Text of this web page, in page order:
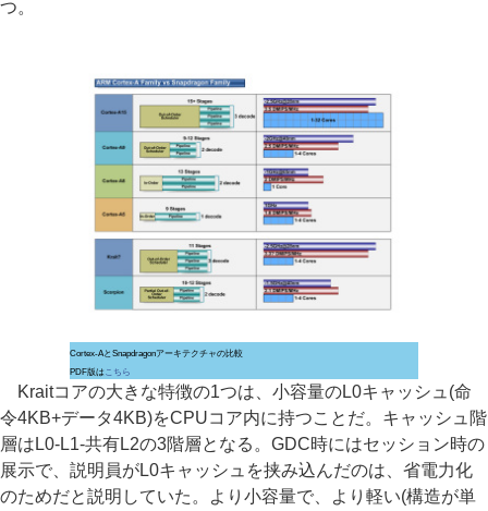
つ。
Cortex-AとSnapdragonアーキテクチャの比較
PDF版は こちら
Kraitコアの大きな特徴の1つは、小容量のL0キャッシュ(命
令4KB+データ4KB)をCPUコア内に持つことだ。キャッシュ階
層はL0-L1-共有L2の3階層となる。GDC時にはセッション時の
展示で、説明員がL0キャッシュを挟み込んだのは、省電力化
のためだと説明していた。より小容量で、より軽い(構造が単